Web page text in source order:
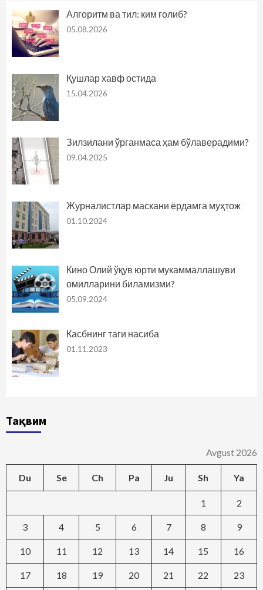
Алгоритм ва тил: ким ғолиб?
05.08.2026
Қушлар хавф остида
15.04.2026
Зилзилани ўрганмаса ҳам бўлаверадими?
09.04.2025
Журналистлар маскани ёрдамга муҳтож
01.10.2024
Кино Олий ўқув юрти мукаммаллашуви
омилларини биламизми?
05.09.2024
Касбнинг таги насиба
01.11.2023
Тақвим
Avgust 2026
Du Se Ch Pa Ju Sh Ya
1 2
3 4 5 6 7 8 9
10 11 12 13 14 15 16
17 18 19 20 21 22 23